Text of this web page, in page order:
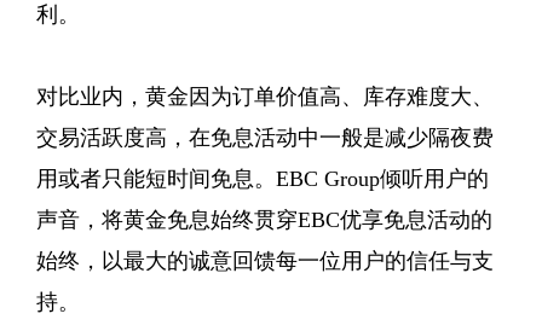
利。
对比业内，黄金因为订单价值高、库存难度大、
交易活跃度高，在免息活动中一般是减少隔夜费
用或者只能短时间免息。EBC Group倾听用户的
声音，将黄金免息始终贯穿EBC优享免息活动的
始终，以最大的诚意回馈每一位用户的信任与支
持。